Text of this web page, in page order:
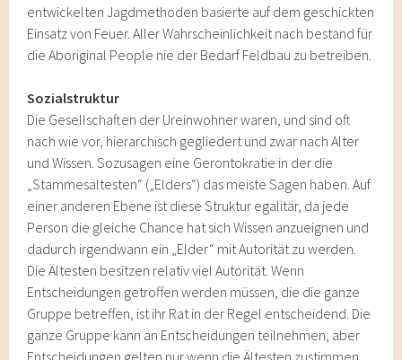
entwickelten Jagdmethoden basierte auf dem geschickten
Einsatz von Feuer. Aller Wahrscheinlichkeit nach bestand für
die Aboriginal People nie der Bedarf Feldbau zu betreiben.
Sozialstruktur
Die Gesellschaften der Ureinwohner waren, und sind oft
nach wie vor, hierarchisch gegliedert und zwar nach Alter
und Wissen. Sozusagen eine Gerontokratie in der die
„Stammesältesten“ („Elders“) das meiste Sagen haben. Auf
einer anderen Ebene ist diese Struktur egalitär, da jede
Person die gleiche Chance hat sich Wissen anzueignen und
dadurch irgendwann ein „Elder“ mit Autorität zu werden.
Die Ältesten besitzen relativ viel Autorität. Wenn
Entscheidungen getroffen werden müssen, die die ganze
Gruppe betreffen, ist ihr Rat in der Regel entscheidend. Die
ganze Gruppe kann an Entscheidungen teilnehmen, aber
Entscheidungen gelten nur wenn die Ältesten zustimmen.